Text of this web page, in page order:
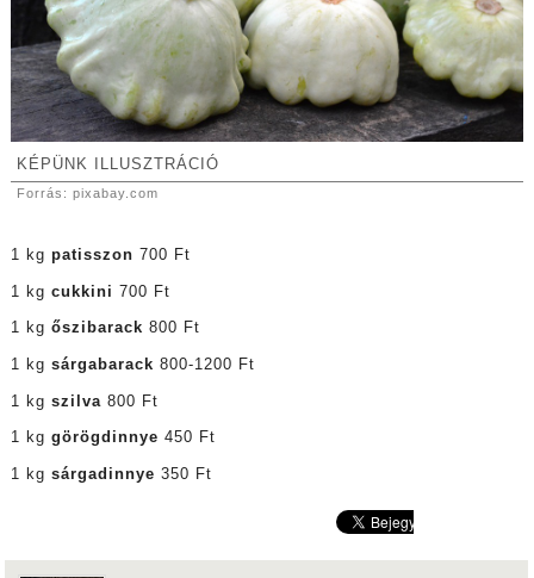
KÉPÜNK ILLUSZTRÁCIÓ
Forrás: pixabay.com
1 kg patisszon 700 Ft
1 kg cukkini 700 Ft
1 kg őszibarack 800 Ft
1 kg sárgabarack 800-1200 Ft
1 kg szilva 800 Ft
1 kg görögdinnye 450 Ft
1 kg sárgadinnye 350 Ft